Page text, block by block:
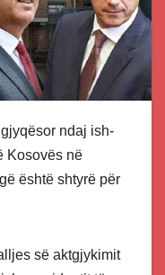
ndaj ish-
Kosovës në
është shtyrë për
së aktgjykimit